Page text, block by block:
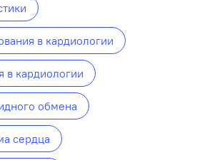
в кардиологии
в кардиологии
обмена
сердца